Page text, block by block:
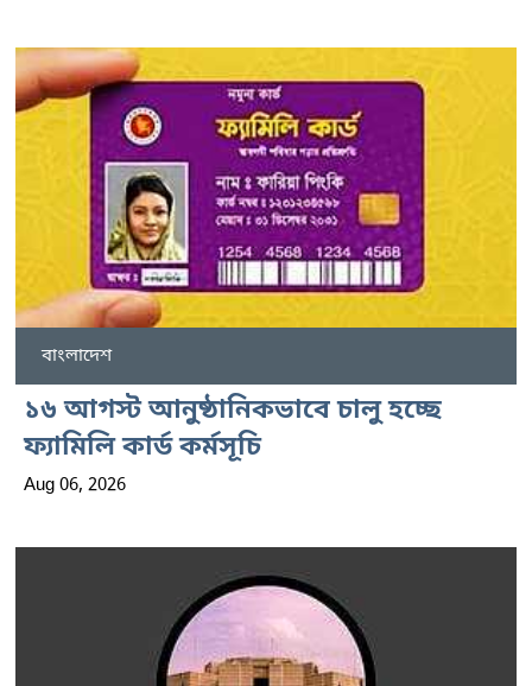
বাংলাদেশ
১৬ আগস্ট আনুষ্ঠানিকভাবে চালু হচ্ছে
ফ্যামিলি কার্ড কর্মসূচি
Aug 06, 2026